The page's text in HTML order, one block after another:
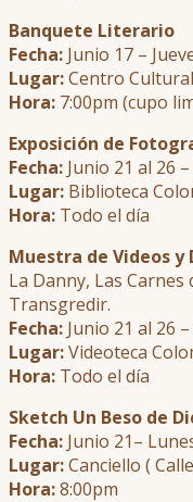
Banquete Literario
Fecha: Junio 17 –
Lugar:Centro
Hora: 7:00pm (cupo
Exposición de
Fecha: Junio 21 al 26
Lugar: Biblioteca
Hora: Todo el día
Muestra de Videos y
La Danny, Las
Transgredir.
Fecha: Junio 21 al 26
Lugar:Videoteca
Hora: Todo el día
Sketch Un Beso de
Fecha: Junio 21–
Lugar:Canciello (
Hora:8:00pm